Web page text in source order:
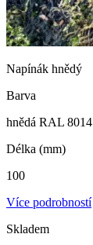
Napínák hnědý
Barva
hnědá RAL 8014
Délka (mm)
100
Více podrobností
Skladem